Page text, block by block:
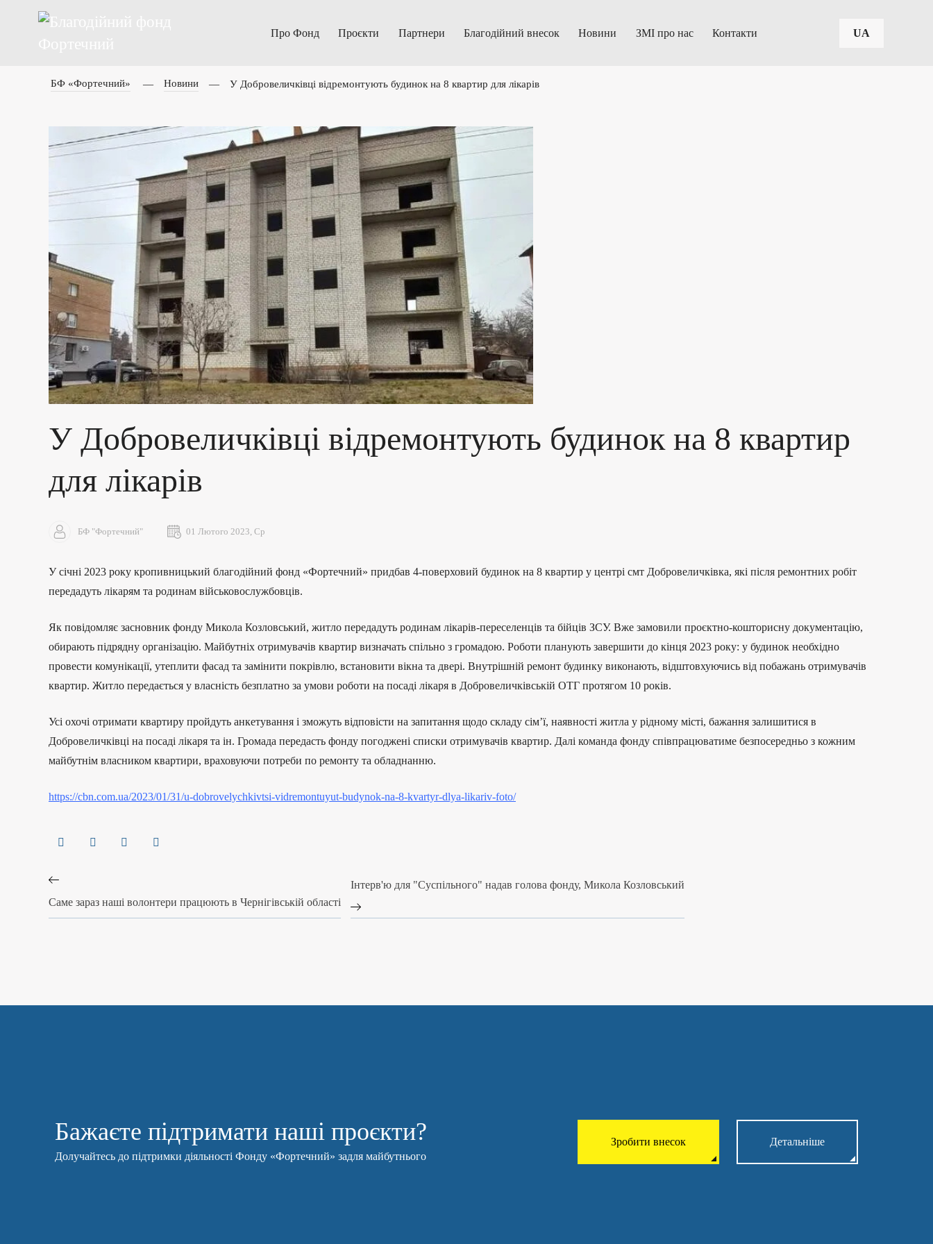
Про Фонд Проєкти Партнери Благодійний внесок Новини ЗМІ про нас Контакти UA
БФ «Фортечний» Новини У Добровеличківці відремонтують будинок на 8 квартир для лікарів
У Добровеличківці відремонтують будинок на 8 квартир
для лікарів
БФ "Фортечний" 01 Лютого 2023, Ср
У січні 2023 року кропивницький благодійний фонд «Фортечний» придбав 4-поверховий будинок на 8 квартир у центрі смт Добровеличківка, які після ремонтних робіт
передадуть лікарям та родинам військовослужбовців.
Як повідомляє засновник фонду Микола Козловський, житло передадуть родинам лікарів-переселенців та бійців ЗСУ. Вже замовили проєктно-кошторисну документацію,
обирають підрядну організацію. Майбутніх отримувачів квартир визначать спільно з громадою. Роботи планують завершити до кінця 2023 року: у будинок необхідно
провести комунікації, утеплити фасад та замінити покрівлю, встановити вікна та двері. Внутрішній ремонт будинку виконають, відштовхуючись від побажань отримувачів
квартир. Житло передається у власність безплатно за умови роботи на посаді лікаря в Добровеличківській ОТГ протягом 10 років.
Усі охочі отримати квартиру пройдуть анкетування і зможуть відповісти на запитання щодо складу сім’ї, наявності житла у рідному місті, бажання залишитися в
Добровеличківці на посаді лікаря та ін. Громада передасть фонду погоджені списки отримувачів квартир. Далі команда фонду співпрацюватиме безпосередньо з кожним
майбутнім власником квартири, враховуючи потреби по ремонту та обладнанню.
https://cbn.com.ua/2023/01/31/u-dobrovelychkivtsi-vidremontuyut-budynok-na-8-kvartyr-dlya-likariv-foto/
Саме зараз наші волонтери працюють в Чернігівській області
Інтерв'ю для "Суспільного" надав голова фонду, Микола Козловський
Бажаєте підтримати наші проєкти?
Долучайтесь до підтримки діяльності Фонду «Фортечний» задля майбутнього
Зробити внесок Детальніше